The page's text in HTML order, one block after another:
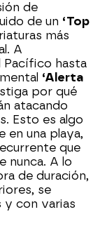
de
de un ‘Top
más
A
Pacífico hasta
‘Alerta
por qué
atacando
Esto es algo
en una playa,
que
nunca. A lo
de duración,
se
y con varias